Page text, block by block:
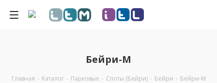
Бейри-M
Главная - Каталог - Парковые - Споты (Бейри) - Бейри - Бейри-M